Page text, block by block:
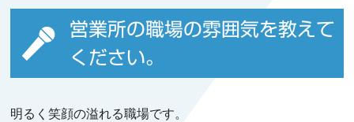
営業所の職場の雰囲気を教えて
ください。
明るく笑顔の溢れる職場です。